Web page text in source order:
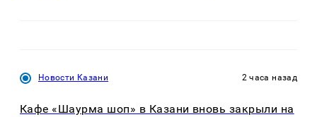
Новости Казани 2 часа назад
Кафе «Шаурма шоп» в Казани вновь закрыли на